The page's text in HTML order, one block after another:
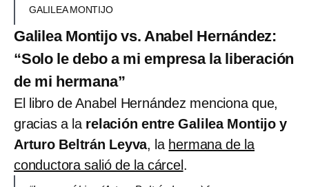
GALILEA MONTIJO
Galilea Montijo vs. Anabel Hernández:
“Solo le debo a mi empresa la liberación
de mi hermana”
El libro de Anabel Hernández menciona que,
gracias a larelación entre Galilea Montijo y
Arturo Beltrán Leyva, la hermana de la
conductora salió de la cárcel .